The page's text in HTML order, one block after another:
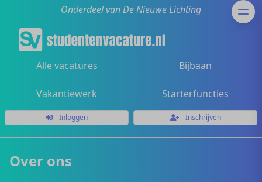
Onderdeel van De Nieuwe Lichting
Alle vacatures Bijbaan
Vakantiewerk Starterfuncties
Inloggen Inschrijven
Over ons